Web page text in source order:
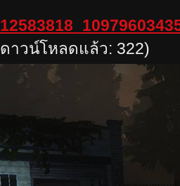
ดาวน์โหลดแล้ว: 322)